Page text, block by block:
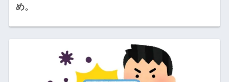
め。